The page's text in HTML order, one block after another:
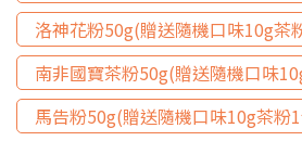
洛神花粉50g(贈送隨機口味10g茶
南非國寶茶粉50g(贈送隨機口味
馬告粉50g(贈送隨機口味10g茶粉